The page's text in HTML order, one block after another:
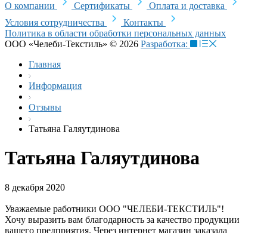
О компании
Сертификаты
Оплата и доставка
Условия сотрудничества
Контакты
Политика в области обработки персональных данных
ООО «Челеби-Текстиль» © 2026 Разработка:
Главная
Информация
Отзывы
Татьяна Галяутдинова
Татьяна Галяутдинова
8 декабря 2020
Уважаемые работники ООО "ЧЕЛЕБИ-ТЕКСТИЛЬ"!
Хочу выразить вам благодарность за качество продукции
вашего предприятия. Через интернет магазин заказала